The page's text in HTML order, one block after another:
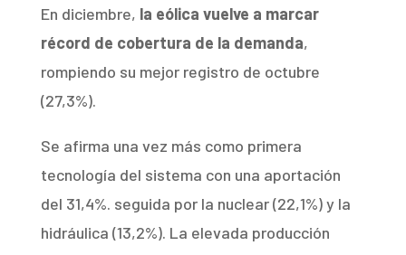
En diciembre, la eólica vuelve a marcar
récord de cobertura de la demanda,
rompiendo su mejor registro de octubre
(27,3%).
Se afirma una vez más como primera
tecnología del sistema con una aportación
del 31,4%. seguida por la nuclear (22,1%) y la
hidráulica (13,2%). La elevada producción